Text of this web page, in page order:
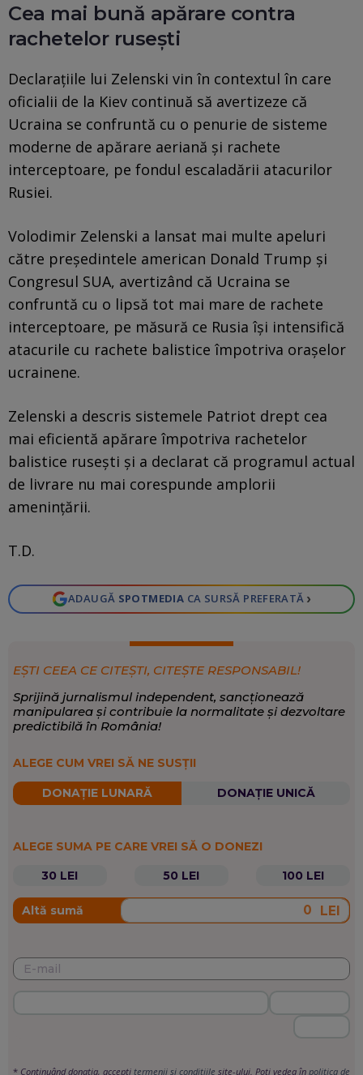
Cea mai bună apărare contra
rachetelor rusești
Declarațiile lui Zelenski vin în contextul în care
oficialii de la Kiev continuă să avertizeze că
Ucraina se confruntă cu o penurie de sisteme
moderne de apărare aeriană și rachete
interceptoare, pe fondul escaladării atacurilor
Rusiei.
Volodimir Zelenski a lansat mai multe apeluri
către președintele american Donald Trump și
Congresul SUA, avertizând că Ucraina se
confruntă cu o lipsă tot mai mare de rachete
interceptoare, pe măsură ce Rusia își intensifică
atacurile cu rachete balistice împotriva orașelor
ucrainene.
Zelenski a descris sistemele Patriot drept cea
mai eficientă apărare împotriva rachetelor
balistice rusești și a declarat că programul actual
de livrare nu mai corespunde amplorii
amenințării.
T.D.
ADAUGĂ SPOTMEDIA CA SURSĂ PREFERATĂ ›
EȘTI CEEA CE CITEȘTI, CITEȘTE RESPONSABIL!
Sprijină jurnalismul independent, sancționează
manipularea și contribuie la normalitate și dezvoltare
predictibilă în România!
ALEGE CUM VREI SĂ NE SUSȚII
DONAȚIE LUNARĂ DONAȚIE UNICĂ
ALEGE SUMA PE CARE VREI SĂ O DONEZI
30 LEI
50 LEI 100 LEI
Altă sumă LEI
* Continuând donația, accepți termenii si condițiile site-ului. Poți vedea în politica de